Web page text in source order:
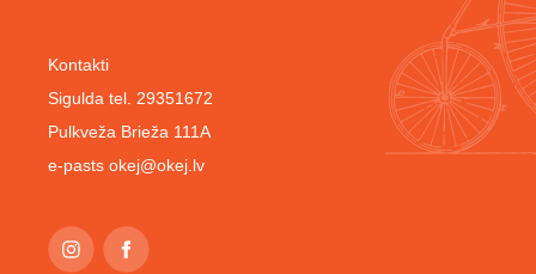
Kontakti
Sigulda tel. 29351672
Pulkveža Brieža 111A
e-pasts okej@okej.lv